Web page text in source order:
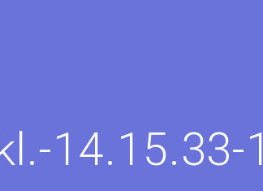
14.15.33-1